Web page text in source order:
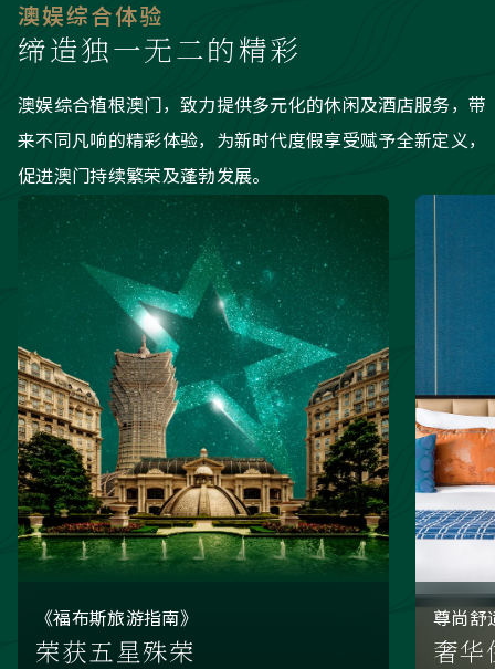
澳娱综合体验
缔造独一无二的精彩
澳娱综合植根澳门，致力提供多元化的休闲及酒店服务，带
来不同凡响的精彩体验，为新时代度假享受赋予全新定义，
促进澳门持续繁荣及蓬勃发展。
《福布斯旅游指南》
荣获五星殊荣
尊尚舒
奢华